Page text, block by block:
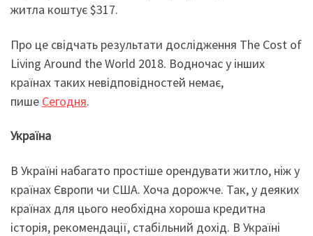
житла коштує $317.
Про це свідчать результати дослідження The Cost of
Living Around the World 2018. Водночас у інших
країнах таких невідповідностей немає,
пише Сегодня.
Україна
В Україні набагато простіше орендувати житло, ніж у
країнах Європи чи США. Хоча дорожче. Так, у деяких
країнах для цього необхідна хороша кредитна
історія, рекомендації, стабільний дохід. В Україні